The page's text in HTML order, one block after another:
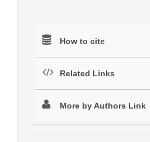
How to cite
Related Links
More by Authors Link